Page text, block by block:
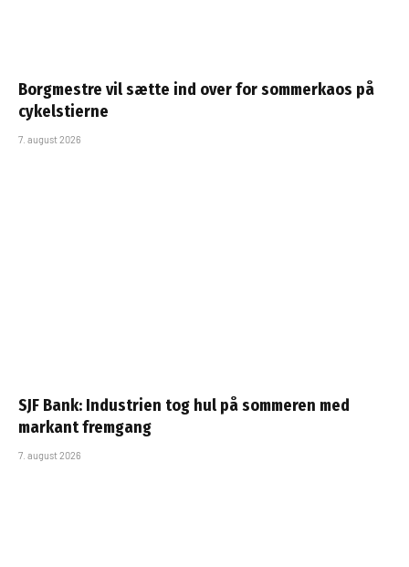
Borgmestre vil sætte ind over for sommerkaos på
cykelstierne
7. august 2026
SJF Bank: Industrien tog hul på sommeren med
markant fremgang
7. august 2026